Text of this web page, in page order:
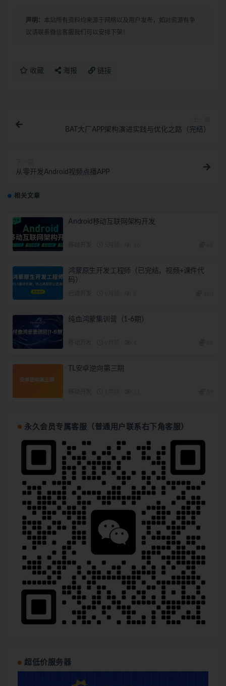
声明： 本站所有资料均来源于网络以及用户发布，如对资源有争
议请联系微信客服我们可以安排下架！
收藏 海报 链接
BAT大厂APP架构演进实践与优化之路（完结）
从零开发Android视频点播APP
相关文章
Android移动互联网架构开发
鸿蒙原生开发工程师（已完结，视频+课件代
码）
纯血鸿蒙集训营（1-6期）
TL安卓逆向第三期
永久会员专属客服（普通用户联系右下角客服）
超低价服务器